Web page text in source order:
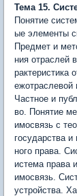
Тема 15.
Понятие
ые элементы
Предмет и
ния отраслей
рактеристика
ежотраслевой
Частное и
во. Понятие
имосвязь с
государства
ного права.
истема права
имосвязь.
устройства.